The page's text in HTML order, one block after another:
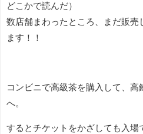
どこかで読んだ）
数店舗まわったところ、まだ販売
ます！！
コンビニで高級茶を購入して、
へ。
するとチケットをかざしても入場